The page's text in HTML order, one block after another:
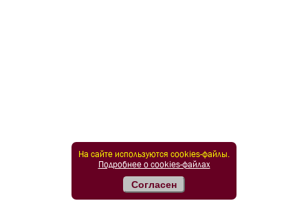
На сайте используются cookies-файлы.
Подробнее о cookies-файлах
Согласен